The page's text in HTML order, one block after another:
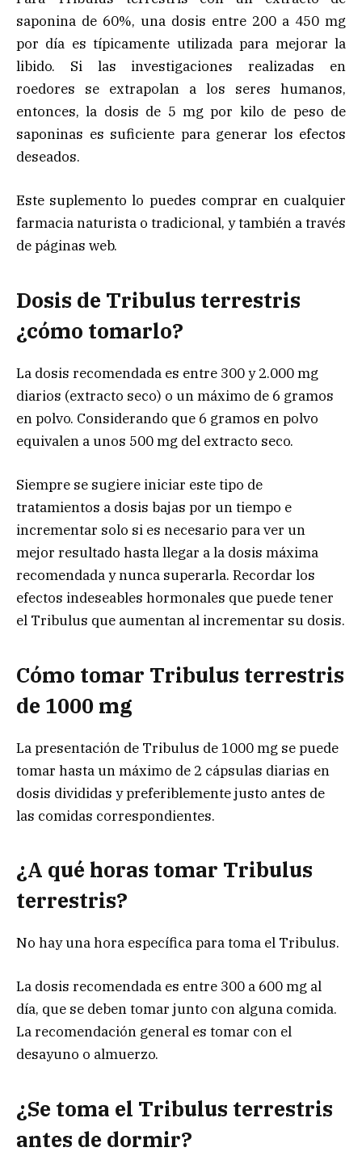
saponina de 60%, una dosis entre 200 a 450 mg
por día es típicamente utilizada para mejorar la
libido. Si las investigaciones realizadas en
roedores se extrapolan a los seres humanos,
entonces, la dosis de 5 mg por kilo de peso de
saponinas es suficiente para generar los efectos
deseados.
Este suplemento lo puedes comprar en cualquier
farmacia naturista o tradicional, y también a través
de páginas web.
Dosis de Tribulus terrestris
¿cómo tomarlo?
La dosis recomendada es entre 300 y 2.000 mg
diarios (extracto seco) o un máximo de 6 gramos
en polvo. Considerando que 6 gramos en polvo
equivalen a unos 500 mg del extracto seco.
Siempre se sugiere iniciar este tipo de
tratamientos a dosis bajas por un tiempo e
incrementar solo si es necesario para ver un
mejor resultado hasta llegar a la dosis máxima
recomendada y nunca superarla. Recordar los
efectos indeseables hormonales que puede tener
el Tribulus que aumentan al incrementar su dosis.
Cómo tomar Tribulus terrestris
de 1000 mg
La presentación de Tribulus de 1000 mg se puede
tomar hasta un máximo de 2 cápsulas diarias en
dosis divididas y preferiblemente justo antes de
las comidas correspondientes.
¿A qué horas tomar Tribulus
terrestris?
No hay una hora específica para toma el Tribulus.
La dosis recomendada es entre 300 a 600 mg al
día, que se deben tomar junto con alguna comida.
La recomendación general es tomar con el
desayuno o almuerzo.
¿Se toma el Tribulus terrestris
antes de dormir?